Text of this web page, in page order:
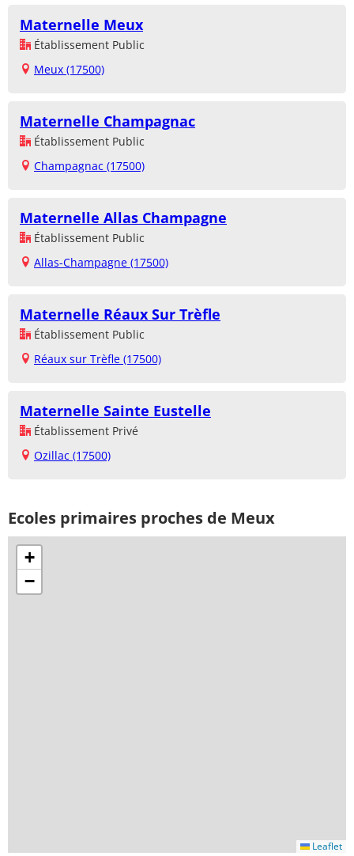
Maternelle Meux
Établissement Public
Meux (17500)
Maternelle Champagnac
Établissement Public
Champagnac (17500)
Maternelle Allas Champagne
Établissement Public
Allas-Champagne (17500)
Maternelle Réaux Sur Trèfle
Établissement Public
Réaux sur Trèfle (17500)
Maternelle Sainte Eustelle
Établissement Privé
Ozillac (17500)
Ecoles primaires proches de Meux
+
−
Leaflet